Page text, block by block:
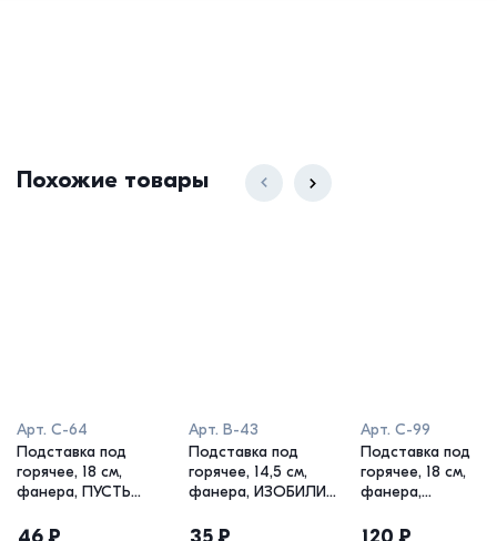
Похожие товары
Арт. С-64
Подставка под
горячее, 18 см,
фанера, ПУСТЬ
Арт. В-43
Подставка под
горячее, 14,5 см,
фанера, ИЗОБИЛИЯ
Арт. С-99
Подставка под
горячее, 18 см,
фанера,
ЗВЕЗДА-ПРЯНИК